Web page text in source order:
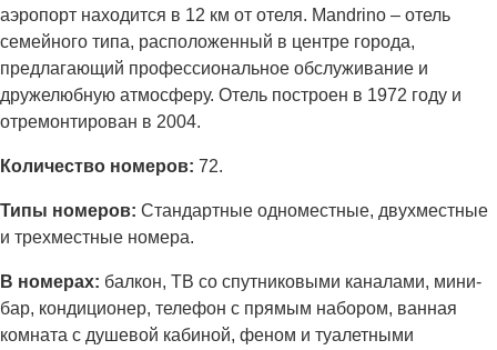
аэропорт находится в 12 км от отеля. Mandrino – отель
семейного типа, расположенный в центре города,
предлагающий профессиональное обслуживание и
дружелюбную атмосферу. Отель построен в 1972 году и
отремонтирован в 2004.
Количество номеров: 72.
Типы номеров: Стандартные одноместные, двухместные
и трехместные номера.
В номерах: балкон, ТВ со спутниковыми каналами, мини-
бар, кондиционер, телефон с прямым набором, ванная
комната с душевой кабиной, феном и туалетными